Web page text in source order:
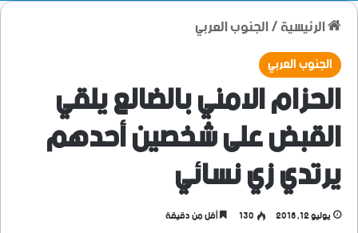
الرئيسية/الجنوب العربي
الجنوب العربي
الحزام الامني بالضالع يلقي
القبض على شخصين أحدهم
يرتدي زي نسائي
يوليو 12, 2018 130 أقل من دقيقة